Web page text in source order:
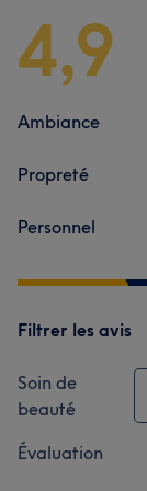
4,9
Ambiance
Propreté
Personnel
Filtrer les avis
Soin de
beauté
Évaluation